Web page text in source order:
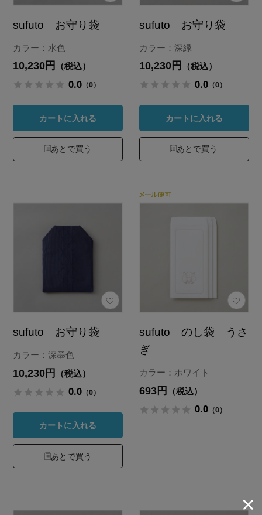
sufuto お守り袋
カラー：水色
10,230円 （税込）
0.0 （0）
カートに入れる
あとで買う
sufuto お守り袋
カラー：深緑
10,230円 （税込）
0.0 （0）
カートに入れる
あとで買う
sufuto お守り袋
カラー：深墨色
10,230円 （税込）
0.0 （0）
カートに入れる
あとで買う
sufuto のし袋 うさ
ぎ
カラー：ホワイト
693円 （税込）
0.0 （0）